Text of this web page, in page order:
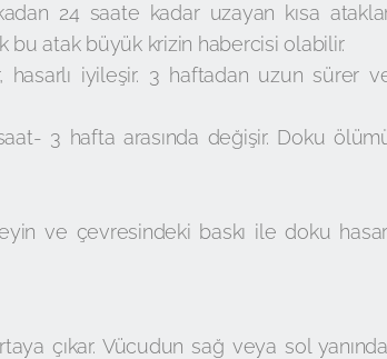
24 saate kadar uzayan kısa
bu atak büyük krizin habercisi olabilir.
hasarlı iyileşir. 3 haftadan uzun sürer
3 hafta arasında değişir. Doku
ve çevresindeki baskı ile doku
çıkar. Vücudun sağ veya sol